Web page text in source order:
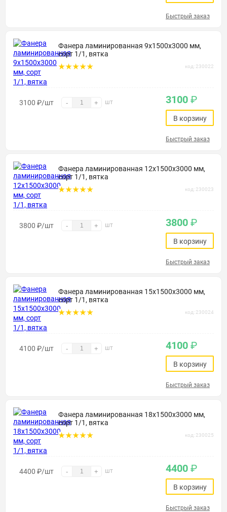
Быстрый заказ
Фанера ламинированная 9х1500х3000 мм,
сорт 1/1, вятка
код: 230022
3100 ₽/шт - + шт 3100 ₽
В корзину
Быстрый заказ
Фанера ламинированная 12х1500х3000 мм,
сорт 1/1, вятка
код: 230023
3800 ₽/шт - + шт 3800 ₽
В корзину
Быстрый заказ
Фанера ламинированная 15х1500х3000 мм,
сорт 1/1, вятка
код: 230024
4100 ₽/шт - + шт 4100 ₽
В корзину
Быстрый заказ
Фанера ламинированная 18х1500х3000 мм,
сорт 1/1, вятка
код: 230025
4400 ₽/шт - + шт 4400 ₽
В корзину
Быстрый заказ